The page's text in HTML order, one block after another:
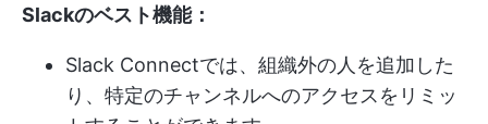
Slackのベスト機能：
Slack Connectでは、組織外の人を追加した
り、特定のチャンネルへのアクセスをリミッ